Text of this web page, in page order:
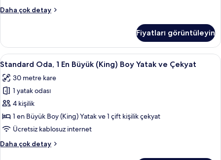
Mikrodalga
fotoğrafları
görün
Daha çok detay
Standard
Kişilik
Yatak,
Buzdolabı
Mikrodalga
hakkında
daha
fazla
detay
Fiyatları görüntüleyin
Standard
Oda,
1
En
Büyük
(King)
Boy
ve
Standard Oda, 1 En Büyük (King)
9
Standard Oda, 1 En Büyük (King) Boy Yatak ve Çekyat
30 metre kare
1 yatak odası
4 kişilik
1 en Büyük Boy (King) Yatak ve 1 çift kişilik çekyat
Ücretsiz kablosuz internet
Daha çok detay
Standard